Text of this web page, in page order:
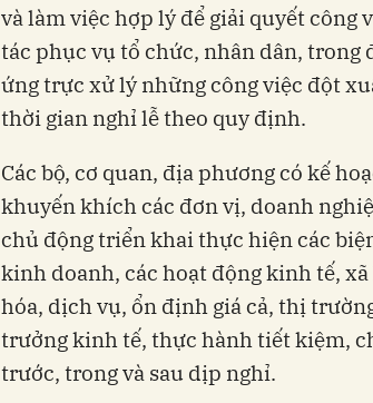
và làm việc hợp lý để giải quyết công
tác phục vụ tổ chức, nhân dân, trong
ứng trực xử lý những công việc đột
thời gian nghỉ lễ theo quy định.
Các bộ, cơ quan, địa phương có kế
khuyến khích các đơn vị, doanh
chủ động triển khai thực hiện các
kinh doanh, các hoạt động kinh tế,
hóa, dịch vụ, ổn định giá cả, thị
trưởng kinh tế, thực hành tiết kiệm,
trước, trong và sau dịp nghỉ.